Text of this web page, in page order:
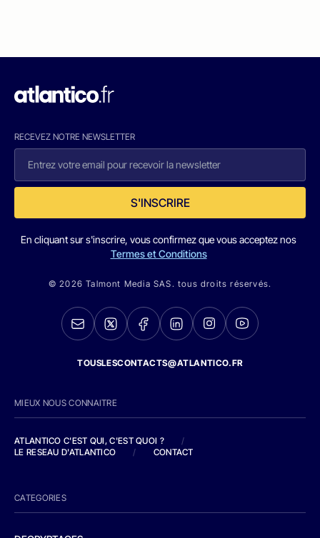
RECEVEZ NOTRE NEWSLETTER
S'INSCRIRE
En cliquant sur s'inscrire, vous confirmez que vous acceptez nos
Termes et Conditions
© 2026 Talmont Media SAS. tous droits réservés.
TOUSLESCONTACTS@ATLANTICO.FR
MIEUX NOUS CONNAITRE
ATLANTICO C'EST QUI, C'EST QUOI ?
/
LE RESEAU D'ATLANTICO
/ CONTACT
CATEGORIES